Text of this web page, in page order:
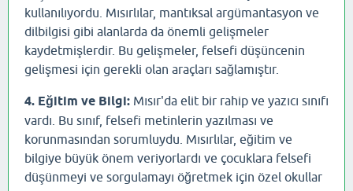
kullanılıyordu. Mısırlılar, mantıksal argümantasyon ve
dilbilgisi gibi alanlarda da önemli gelişmeler
kaydetmişlerdir. Bu gelişmeler, felsefi düşüncenin
gelişmesi için gerekli olan araçları sağlamıştır.
4. Eğitim ve Bilgi: Mısır'da elit bir rahip ve yazıcı sınıfı
vardı. Bu sınıf, felsefi metinlerin yazılması ve
korunmasından sorumluydu. Mısırlılar, eğitim ve
bilgiye büyük önem veriyorlardı ve çocuklara felsefi
düşünmeyi ve sorgulamayı öğretmek için özel okullar